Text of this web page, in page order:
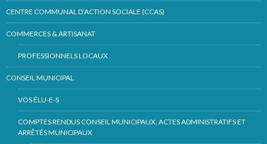
CENTRE COMMUNAL D’ACTION SOCIALE (CCAS)
COMMERCES & ARTISANAT
PROFESSIONNELS LOCAUX
CONSEIL MUNICIPAL
VOS ÉLU-E-S
COMPTES RENDUS CONSEIL MUNICIPAUX, ACTES ADMINISTRATIFS ET
ARRÊTÉS MUNICIPAUX